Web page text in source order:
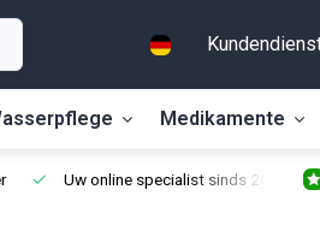
Medikamente
Uw online specialist sinds 2014